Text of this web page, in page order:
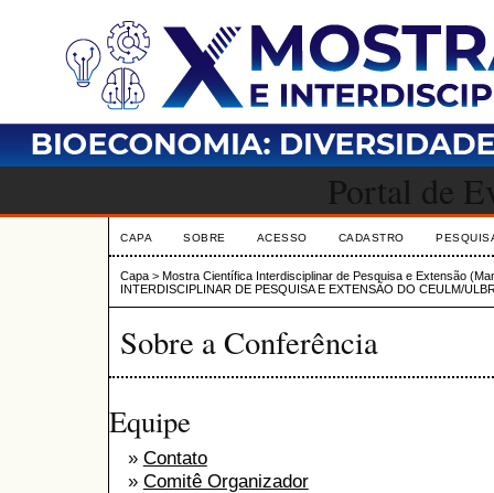
Portal de
CAPA SOBRE ACESSO CADASTRO
Capa > Mostra Científica Interdisciplinar de Pesquisa e Extensão
INTERDISCIPLINAR DE PESQUISA E EXTENSÃO DO CEULM/
Sobre a Conferência
Equipe
» Contato
» Comitê Organizador